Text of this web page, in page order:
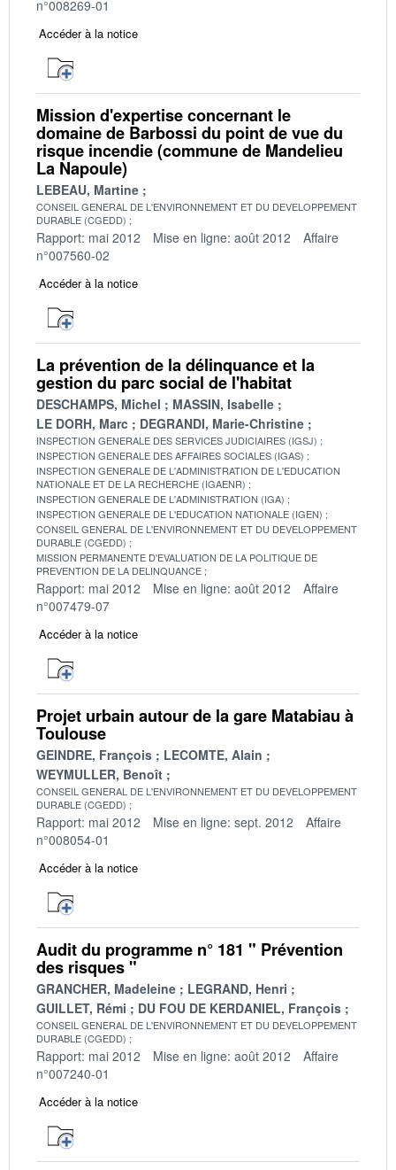
n°008269-01
Accéder à la notice
Mission d'expertise concernant le
domaine de Barbossi du point de vue du
risque incendie (commune de Mandelieu
La Napoule)
LEBEAU, Martine
CONSEIL GENERAL DE L'ENVIRONNEMENT ET DU DEVELOPPEMENT
DURABLE (CGEDD)
Rapport: mai 2012 Mise en ligne: août 2012
Affaire
n°007560-02
Accéder à la notice
La prévention de la délinquance et la
gestion du parc social de l'habitat
DESCHAMPS, Michel
MASSIN, Isabelle
LE DORH, Marc
DEGRANDI, Marie-Christine
INSPECTION GENERALE DES SERVICES JUDICIAIRES (IGSJ)
INSPECTION GENERALE DES AFFAIRES SOCIALES (IGAS)
INSPECTION GENERALE DE L'ADMINISTRATION DE L'EDUCATION
NATIONALE ET DE LA RECHERCHE (IGAENR)
INSPECTION GENERALE DE L'ADMINISTRATION (IGA)
INSPECTION GENERALE DE L'EDUCATION NATIONALE (IGEN)
CONSEIL GENERAL DE L'ENVIRONNEMENT ET DU DEVELOPPEMENT
DURABLE (CGEDD)
MISSION PERMANENTE D'EVALUATION DE LA POLITIQUE DE
PREVENTION DE LA DELINQUANCE
Rapport: mai 2012 Mise en ligne: août 2012
Affaire
n°007479-07
Accéder à la notice
Projet urbain autour de la gare Matabiau à
Toulouse
GEINDRE, François
LECOMTE, Alain
WEYMULLER, Benoît
CONSEIL GENERAL DE L'ENVIRONNEMENT ET DU DEVELOPPEMENT
DURABLE (CGEDD)
Rapport: mai 2012 Mise en ligne: sept. 2012
Affaire
n°008054-01
Accéder à la notice
Audit du programme n° 181 " Prévention
des risques "
GRANCHER, Madeleine
LEGRAND, Henri
GUILLET, Rémi
DU FOU DE KERDANIEL, François
CONSEIL GENERAL DE L'ENVIRONNEMENT ET DU DEVELOPPEMENT
DURABLE (CGEDD)
Rapport: mai 2012 Mise en ligne: août 2012
Affaire
n°007240-01
Accéder à la notice